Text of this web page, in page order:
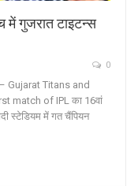
गुजरात टाइटन्स
0
– Gujarat Titans and
match of IPL का 16वां
स्टेडियम में गत चैंपियन